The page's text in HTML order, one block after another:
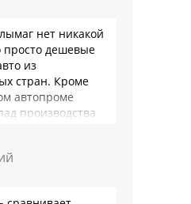
нет никакой
просто дешевые
из
стран. Кроме
автопроме
производства
работают …